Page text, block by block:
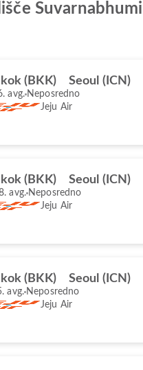
(BKK) Seoul (ICN)
avg. Neposredno
Jeju Air
(BKK) Seoul (ICN)
avg. Neposredno
Jeju Air
(BKK) Seoul (ICN)
avg. Neposredno
Jeju Air